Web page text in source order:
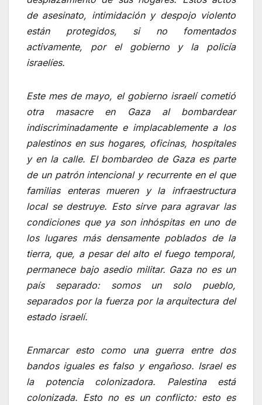
de asesinato, intimidación y despojo violento
están protegidos, si no fomentados
activamente, por el gobierno y la policía
israelíes.
Este mes de mayo, el gobierno israelí cometió
otra masacre en Gaza al bombardear
indiscriminadamente e implacablemente a los
palestinos en sus hogares, oficinas, hospitales
y en la calle. El bombardeo de Gaza es parte
de un patrón intencional y recurrente en el que
familias enteras mueren y la infraestructura
local se destruye. Esto sirve para agravar las
condiciones que ya son inhóspitas en uno de
los lugares más densamente poblados de la
tierra, que, a pesar del alto el fuego temporal,
permanece bajo asedio militar. Gaza no es un
país separado: somos un solo pueblo,
separados por la fuerza por la arquitectura del
estado israelí.
Enmarcar esto como una guerra entre dos
bandos iguales es falso y engañoso. Israel es
la potencia colonizadora. Palestina está
colonizada. Esto no es un conflicto: esto es